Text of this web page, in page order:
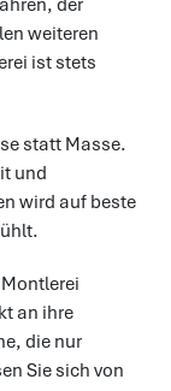
Partner an
bio-
der
weiteren
ist stets
statt Masse.
und
wird auf beste